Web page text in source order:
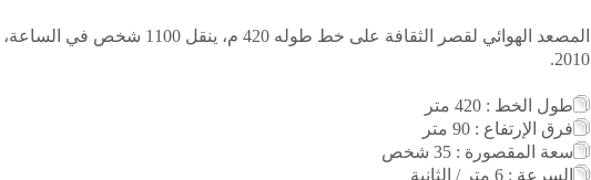
المصعد الهوائي لقصر الثقافة على خط طوله 420 م،
ينقل 1100 شخص في
2010.
طول الخط : 420 متر
فرق الإرتفاع : 90 متر
سعة المقصورة : 35 شخص
السرعة : 6 متر / الثانية